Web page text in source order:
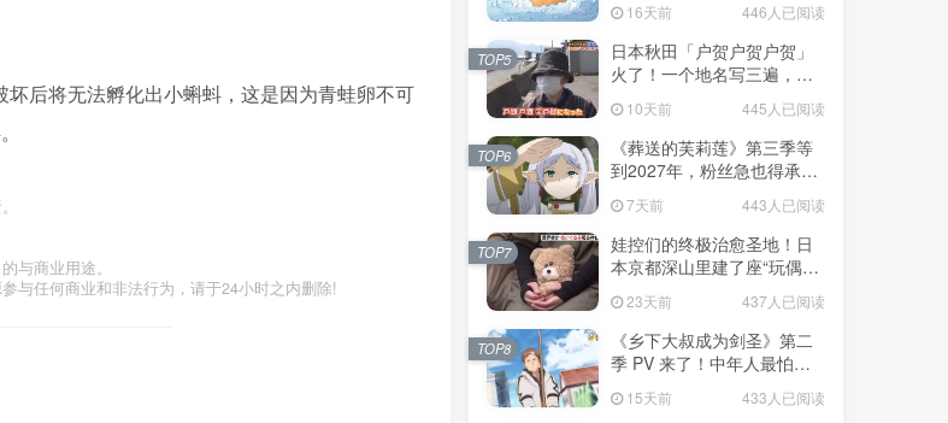
后将无法孵化出小蝌蚪，这是因为青蛙卵不可
与商业用途。
与任何商业和非法行为，请于24小时之内删除!
藏在浴室地板里！
16天前 446人已阅读
日本秋田「户贺户贺户贺」
火了！一个地名写三遍，竟
不是玩梗而是150年旧账！
10天前 445人已阅读
TOP5
《葬送的芙莉莲》第三季等
到2027年，粉丝急也得承认
这次慢得有道理！
7天前 443人已阅读
TOP6
娃控们的终极治愈圣地！日
本京都深山里建了座“玩偶神
社”，不仅能拍照还能给娃祈
福！23天前 437人已阅读
TOP7
《乡下大叔成为剑圣》第二
季 PV 来了！中年人最怕的
不是变老，而是没人愿意再
相信你！
15天前 433人已阅读
TOP8